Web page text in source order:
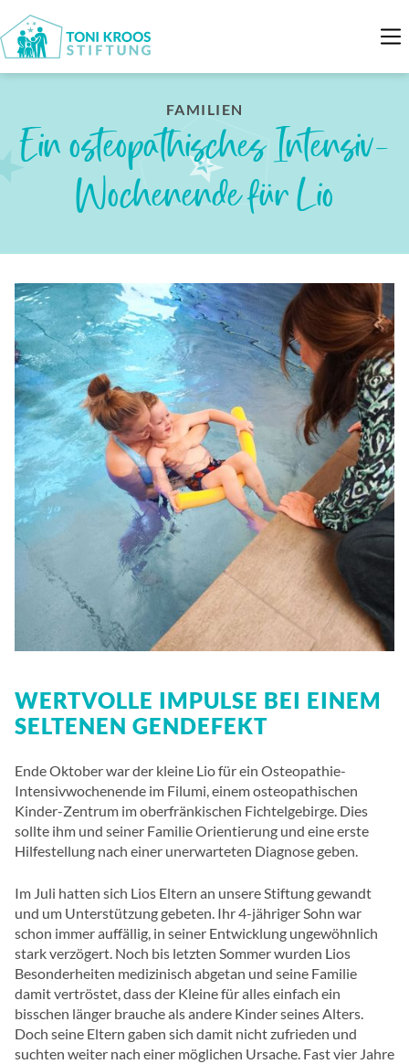
FAMILIEN
Ein osteopathisches Intensiv-
Wochenende für Lio
WERTVOLLE IMPULSE BEI EINEM
SELTENEN GENDEFEKT
Ende Oktober war der kleine Lio für ein Osteopathie-
Intensivwochenende im Filumi, einem osteopathischen
Kinder-Zentrum im oberfränkischen Fichtelgebirge. Dies
sollte ihm und seiner Familie Orientierung und eine erste
Hilfestellung nach einer unerwarteten Diagnose geben.
Im Juli hatten sich Lios Eltern an unsere Stiftung gewandt
und um Unterstützung gebeten. Ihr 4-jähriger Sohn war
schon immer auffällig, in seiner Entwicklung ungewöhnlich
stark verzögert. Noch bis letzten Sommer wurden Lios
Besonderheiten medizinisch abgetan und seine Familie
damit vertröstet, dass der Kleine für alles einfach ein
bisschen länger brauche als andere Kinder seines Alters.
Doch seine Eltern gaben sich damit nicht zufrieden und
suchten weiter nach einer möglichen Ursache. Fast vier Jahre